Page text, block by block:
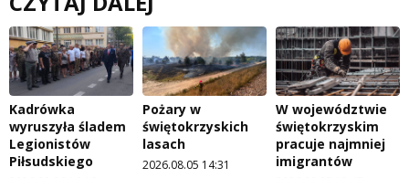
Kadrówka
wyruszyła śladem
Legionistów
Piłsudskiego
Pożary w
świętokrzyskich
lasach
2026.08.05 14:31
W województwie
świętokrzyskim
pracuje najmniej
imigrantów